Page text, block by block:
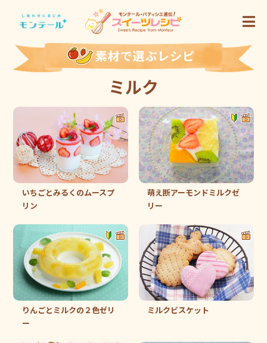
ミルク
いちごとみるくのムースプ
リン
萌え断アーモンドミルクゼ
リー
りんごとミルクの２色ゼリ
ー
ミルクビスケット